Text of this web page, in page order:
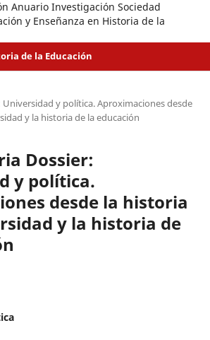
Anuario Investigación Sociedad
y Enseñanza en Historia de la
de la Educación
y política. Aproximaciones desde
y la historia de la educación
Dossier:
y política.
desde la historia
y la historia de